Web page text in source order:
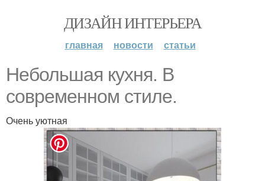
ДИЗАЙН ИНТЕРЬЕРА
главная новости статьи
Небольшая кухня. В
современном стиле.
Очень уютная